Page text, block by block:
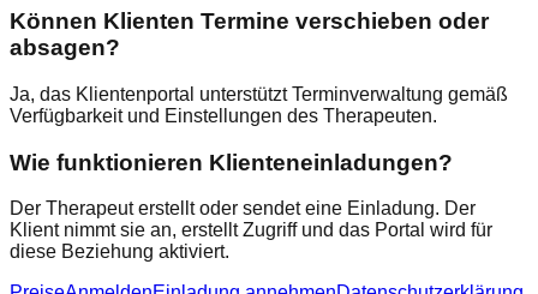
Können Klienten Termine verschieben oder
absagen?
Ja, das Klientenportal unterstützt Terminverwaltung gemäß
Verfügbarkeit und Einstellungen des Therapeuten.
Wie funktionieren Klienteneinladungen?
Der Therapeut erstellt oder sendet eine Einladung. Der
Klient nimmt sie an, erstellt Zugriff und das Portal wird für
diese Beziehung aktiviert.